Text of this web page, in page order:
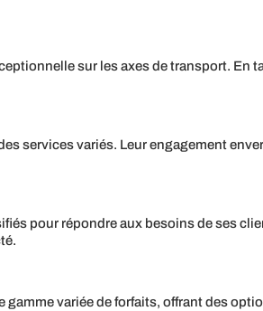
sur les axes de transport. En
services variés. Leur engagement
pour répondre aux besoins de ses
variée de forfaits, offrant des